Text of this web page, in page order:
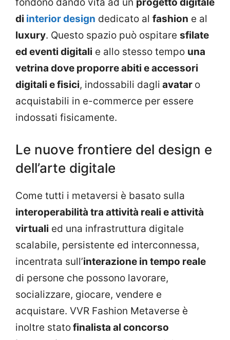
di interior design dedicato al fashion e al
luxury. Questo spazio può ospitare sfilate
ed eventi digitali e allo stesso tempo una
vetrina dove proporre abiti e accessori
digitali e fisici, indossabili dagli avatar o
acquistabili in e-commerce per essere
indossati fisicamente.
Le nuove frontiere del design e
dell’arte digitale
Come tutti i metaversi è basato sulla
interoperabilità tra attività reali e attività
virtuali ed una infrastruttura digitale
scalabile, persistente ed interconnessa,
incentrata sull’interazione in tempo reale
di persone che possono lavorare,
socializzare, giocare, vendere e
acquistare. VVR Fashion Metaverse è
inoltre statofinalista al concorso